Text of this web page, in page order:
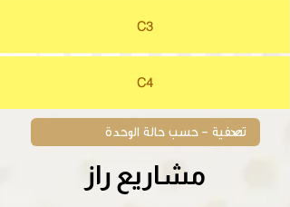
C3
C4
مشاريع راز
مشاريع راز